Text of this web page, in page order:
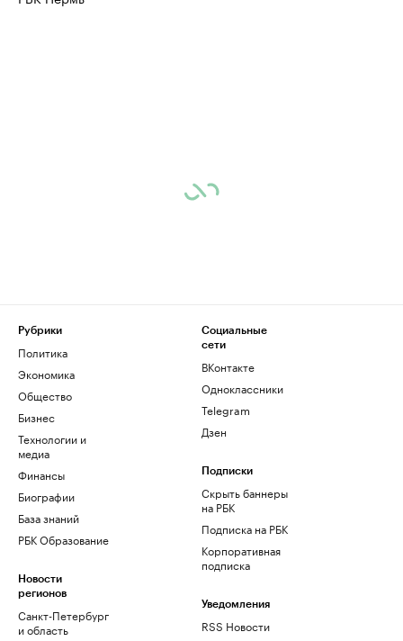
Рубрики
Политика
Экономика
Общество
Бизнес
Технологии и
медиа
Финансы
Биографии
База знаний
РБК Образование
Новости
регионов
Санкт-Петербург
и область
Социальные
сети
ВКонтакте
Одноклассники
Telegram
Дзен
Подписки
Скрыть баннеры
на РБК
Подписка на РБК
Корпоративная
подписка
Уведомления
RSS Новости